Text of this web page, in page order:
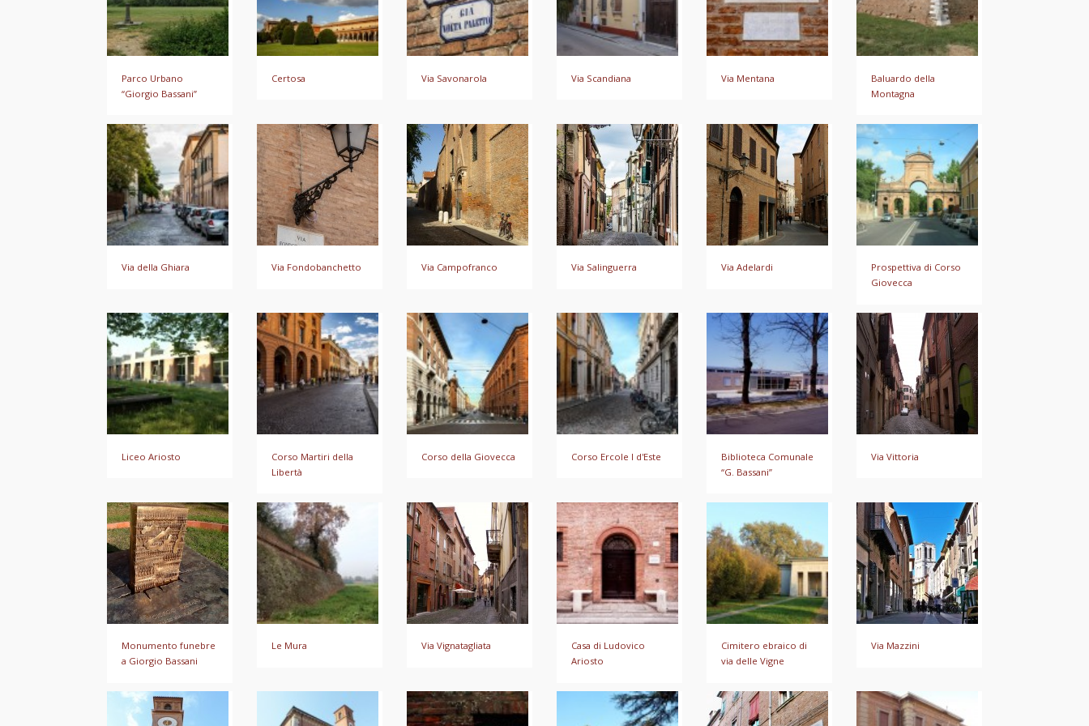
Parco Urbano
“Giorgio Bassani”
Certosa Via Savonarola Via Scandiana Via Mentana
Baluardo della
Montagna
Via della Ghiara Via Fondobanchetto Via Campofranco Via Salinguerra Via Adelardi
Prospettiva di Corso
Giovecca
Liceo Ariosto
Corso Martiri della
Libertà
Corso della Giovecca Corso Ercole I d'Este
Biblioteca Comunale
“G. Bassani”
Via Vittoria
Monumento funebre
a Giorgio Bassani
Le Mura Via Vignatagliata
Casa di Ludovico
Ariosto
Cimitero ebraico di
via delle Vigne
Via Mazzini